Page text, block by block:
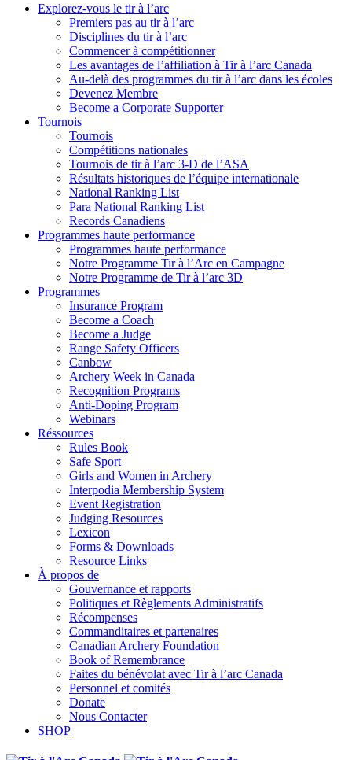
Explorez-vous le tir à l’arc
Premiers pas au tir à l’arc
Disciplines du tir à l’arc
Commencer à compétitionner
Les avantages de l’affiliation à Tir à l’arc Canada
Au-delà des programmes du tir à l’arc dans les écoles
Devenez Membre
Become a Corporate Supporter
Tournois
Tournois
Compétitions nationales
Tournois de tir à l’arc 3-D de l’ASA
Résultats historiques de l’équipe internationale
National Ranking List
Para National Ranking List
Records Canadiens
Programmes haute performance
Programmes haute performance
Notre Programme Tir à l’Arc en Campagne
Notre Programme de Tir à l’arc 3D
Programmes
Insurance Program
Become a Coach
Become a Judge
Range Safety Officers
Canbow
Archery Week in Canada
Recognition Programs
Anti-Doping Program
Webinars
Réssources
Rules Book
Safe Sport
Girls and Women in Archery
Interpodia Membership System
Event Registration
Judging Resources
Lexicon
Forms & Downloads
Resource Links
À propos de
Gouvernance et rapports
Politiques et Règlements Administratifs
Récompenses
Commanditaires et partenaires
Canadian Archery Foundation
Book of Remembrance
Faites du bénévolat avec Tir à l’arc Canada
Personnel et comités
Donate
Nous Contacter
SHOP